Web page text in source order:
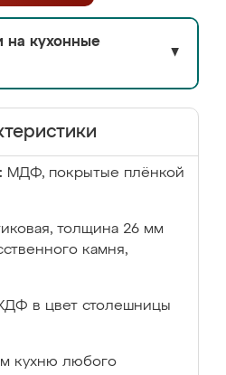
на кухонные
▼
МДФ, покрытые плёнкой
толщина 26 мм
камня,
в цвет столешницы
кухню любого